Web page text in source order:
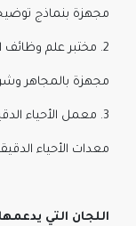
مجهزة بنماذج
2. مختبر علم وظائف الأعضاء:
مجهزة بالمجاهر
3. معمل الأحياء الدقيقة:
معدات الأحياء
اللجان التي